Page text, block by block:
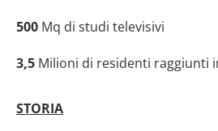
500 Mq di studi televisivi
3,5 Milioni di residenti raggiunti
STORIA